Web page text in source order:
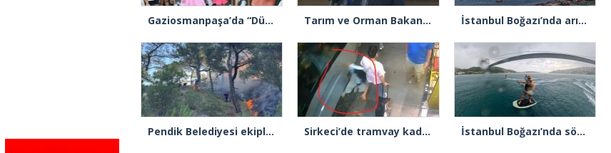
Gaziosmanpaşa’da “Dünya Karpuz Günü” festival havasında kutlandı Tarım ve Orman Bakanı İbrahim Yumaklı: “Son 3 günde 260 yangına müdahale ettik, 258’i kontrol altına aldık” İstanbul Boğazı’nda arızalanan gemi Ahırkapı’ya demirlendi
Pendik Belediyesi ekipleri Balıkesir’deki orman yangınına müdahale ediyor Sirkeci’de tramvay kadına çarptı İstanbul Boğazı’nda sörf yaparken fırtınaya yakalandılar